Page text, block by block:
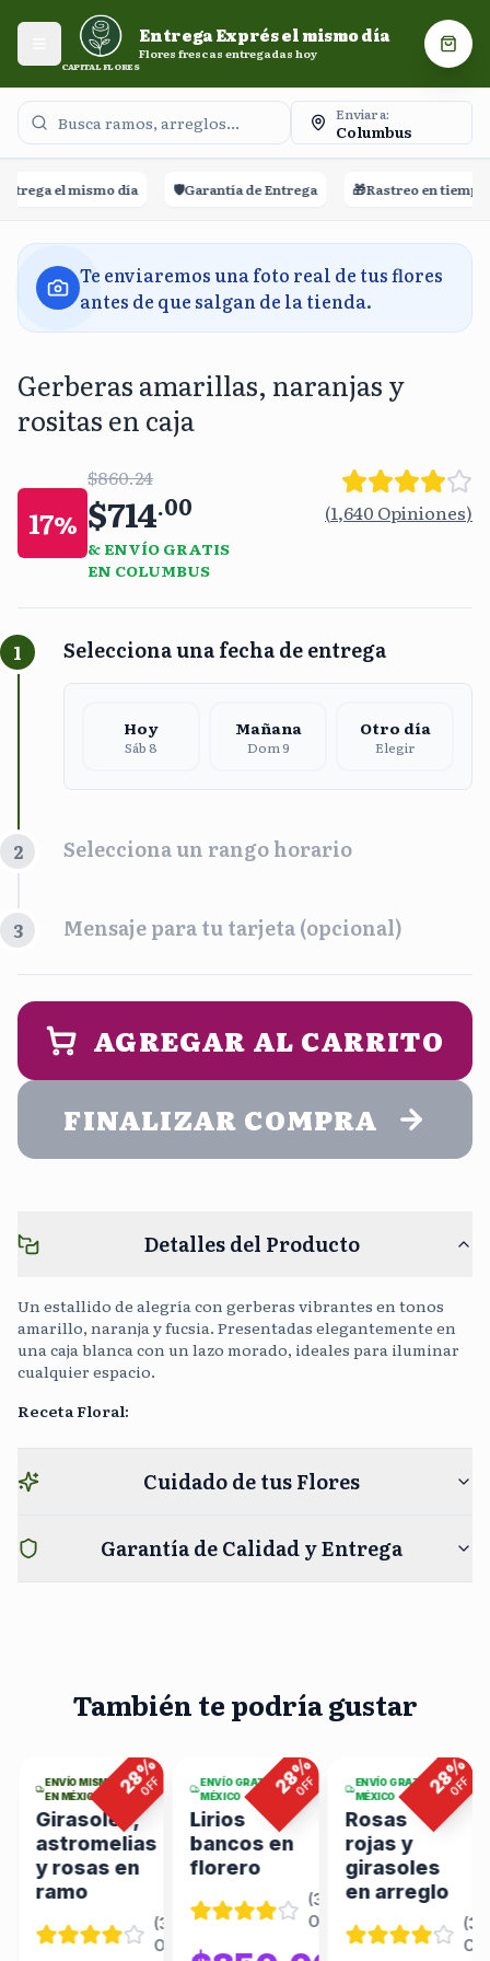
Entrega Exprés el mismo día. Flores frescas entregadas
Abrir menú
CAPITAL FLORES
Entrega Exprés el mismo día
Flores frescas entregadas hoy
Enviar a:
Columbus
el mismo día Garantía de Entrega Rastreo en tiempo
Te enviaremos una foto real de tus flores
antes de que salgan de la tienda.
Gerberas amarillas, naranjas y
rositas en caja
17%
$860.24
$714.00
& ENVÍO GRATIS
EN COLUMBUS
(1,640 Opiniones)
1 Selecciona una fecha de entrega
Hoy
Sáb 8
Mañana
Dom 9
Otro día
Elegir
2 Selecciona un rango horario
Mañana Tarde
5:00 pm - 9:00 pm
3 Mensaje para tu tarjeta (opcional)
PERSONALIZA UN MENSAJE DE
ENTREGA (opcional)
0/400
AGREGAR AL CARRITO
FINALIZAR COMPRA
Detalles del Producto
Un estallido de alegría con gerberas vibrantes en tonos
amarillo, naranja y fucsia. Presentadas elegantemente en
una caja blanca con un lazo morado, ideales para iluminar
cualquier espacio.
Receta Floral:
Cuidado de tus Flores
Garantía de Calidad y Entrega
También te podría gustar
viendo
28%
OFF
ENVÍO MISMO DÍA
EN MÉXICO
Girasoles,
astromelias
y rosas en
ramo
(346
Opiniones
2
viendo
28%
OFF
ENVÍO GRATIS EN
MÉXICO
Lirios
bancos en
florero
(346
Opiniones
8 viendo
28%
OFF
ENVÍO GRATIS EN
MÉXICO
Rosas
rojas y
girasoles
en arreglo
(